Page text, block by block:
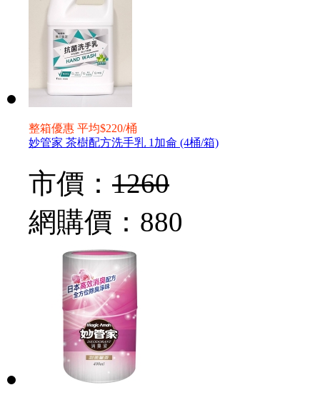
整箱優惠 平均$220/桶
妙管家 茶樹配方洗手乳 1加侖 (4桶/箱)
市價： 1260
網購價： 880